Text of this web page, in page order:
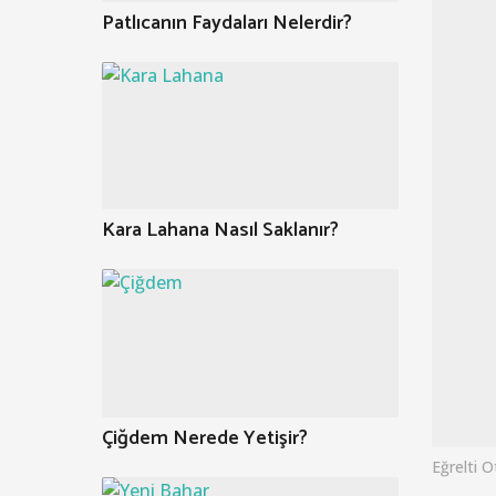
Eğrelti
Patlıcanın Faydaları Nelerdir?
Kara Lahana Nasıl Saklanır?
Çiğdem Nerede Yetişir?